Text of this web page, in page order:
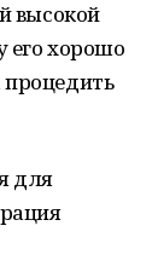
высокой
его хорошо
для